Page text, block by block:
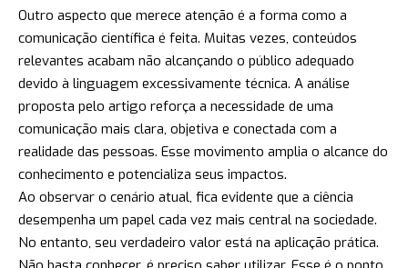
Outro aspecto que merece atenção é a forma como a
comunicação científica é feita. Muitas vezes, conteúdos
relevantes acabam não alcançando o público adequado
devido à linguagem excessivamente técnica. A análise
proposta pelo artigo reforça a necessidade de uma
comunicação mais clara, objetiva e conectada com a
realidade das pessoas. Esse movimento amplia o alcance do
conhecimento e potencializa seus impactos.
Ao observar o cenário atual, fica evidente que a ciência
desempenha um papel cada vez mais central na sociedade.
No entanto, seu verdadeiro valor está na aplicação prática.